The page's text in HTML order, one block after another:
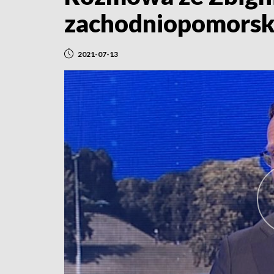
2021-07-13